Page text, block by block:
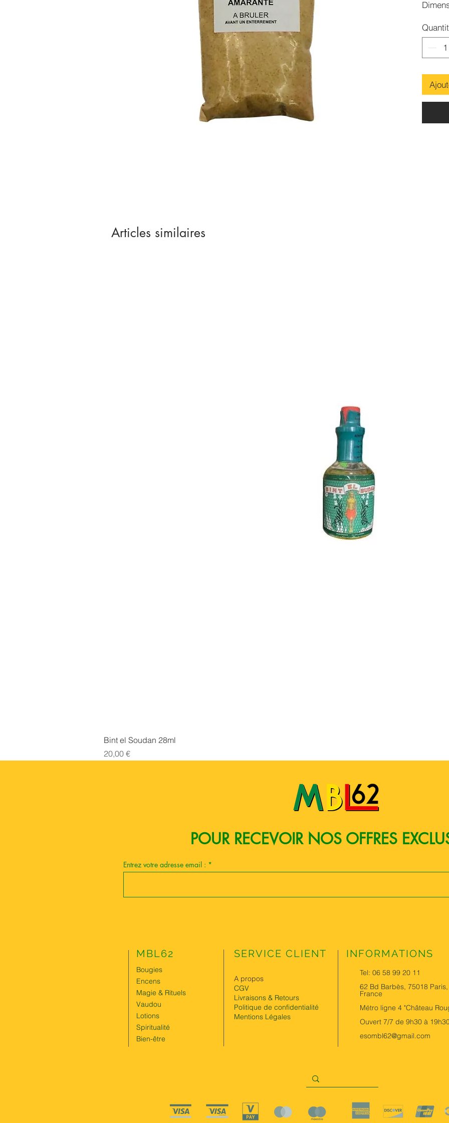
Articles similaires
Bint el Soudan 28ml
Prix
20,00 €
POUR RECEVOIR NOS OFFRES
Entrez votre adresse email :
MBL62
Bougies
Encens
Magie & Rituels
Vaudou
Lotions
Spiritualité
Bien-être
SERVICE CLIENT
A propos
CGV
Livraisons & Retours
Politique de confidentialité
Mentions Légales
INFORMATIONS
Tel: 06 58 99 20 11
62 Bd Barbès, 75018 Paris,
France
Métro ligne 4 "Château
Ouvert 7/7 de 9h30 à
esombl62@gmail.com